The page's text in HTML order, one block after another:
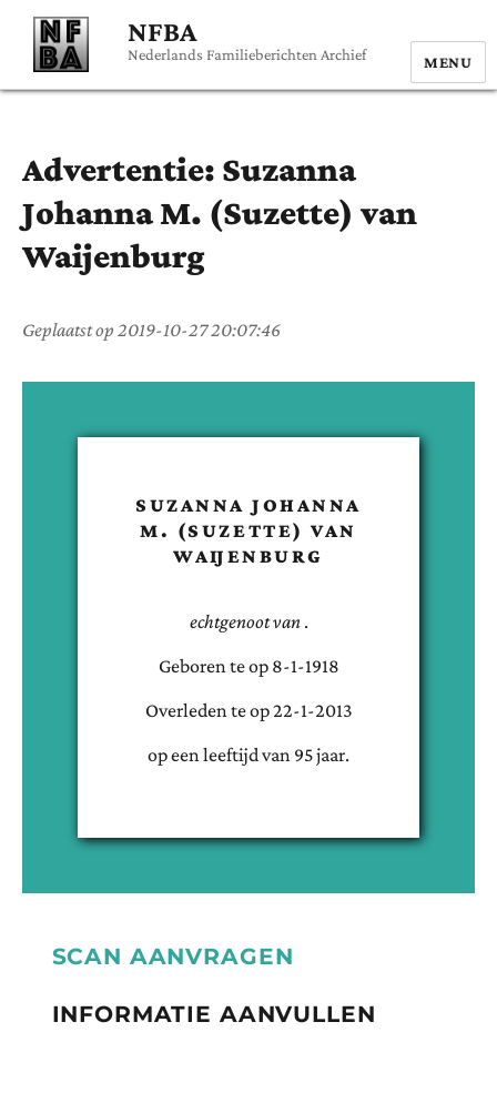
NFBA
Nederlands Familieberichten Archief MENU
Advertentie: Suzanna
Johanna M. (Suzette) van
Waijenburg
Geplaatst op 2019-10-27 20:07:46
SUZANNA JOHANNA
M. (SUZETTE) VAN
WAIJENBURG
echtgenoot van .
Geboren teop 8-1-1918
Overleden teop22-1-2013
op een leeftijd van 95jaar.
SCAN AANVRAGEN
INFORMATIE AANVULLEN